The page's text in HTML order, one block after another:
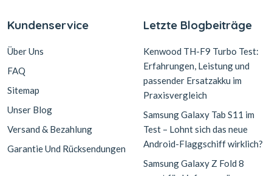
Kundenservice
Über Uns
FAQ
Sitemap
Unser Blog
Versand & Bezahlung
Garantie Und Rücksendungen
Letzte Blogbeiträge
Kenwood TH-F9 Turbo Test:
Erfahrungen, Leistung und
passender Ersatzakku im
Praxisvergleich
Samsung Galaxy Tab S11 im
Test – Lohnt sich das neue
Android-Flaggschiff wirklich?
Samsung Galaxy Z Fold 8